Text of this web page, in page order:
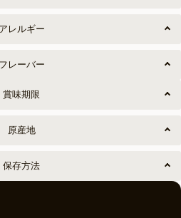
アレルギー
フレーバー
賞味期限
原産地
保存方法